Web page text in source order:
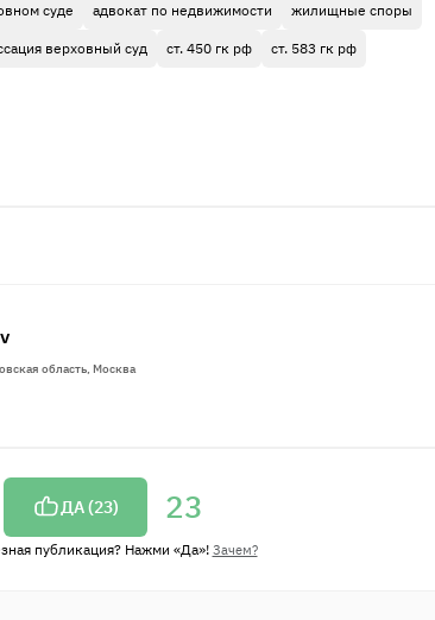
суде адвокат по недвижимости жилищные споры
верховный суд ст. 450 гк рф ст. 583 гк рф
область, Москва
ДА (23) 23
публикация? Нажми «Да»! Зачем?